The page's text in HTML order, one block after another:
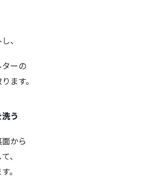
、
ーの
ます。
う
から
、
。